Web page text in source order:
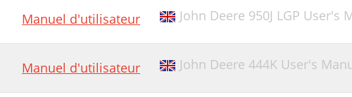
Manuel d'utilisateur John Deere 950J LGP User's
Manuel d'utilisateur John Deere 444K User's